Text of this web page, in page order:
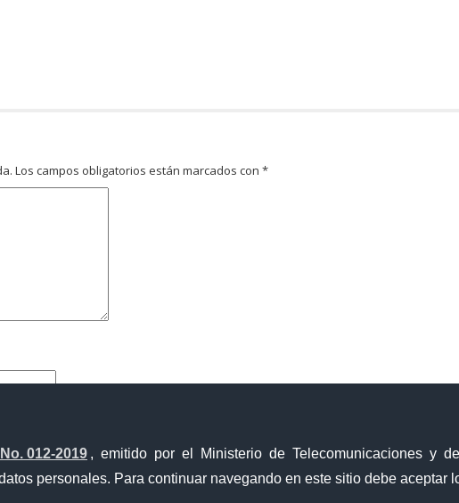
012-2019 , emitido por el Ministerio de Telecomunicaciones y
personales. Para continuar navegando en este sitio debe aceptar
Los campos obligatorios están marcados con *